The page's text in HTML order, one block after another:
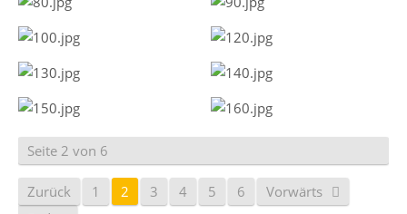
Seite 2 von 6
Zurück 1 2 3 4 5 6
Vorwärts